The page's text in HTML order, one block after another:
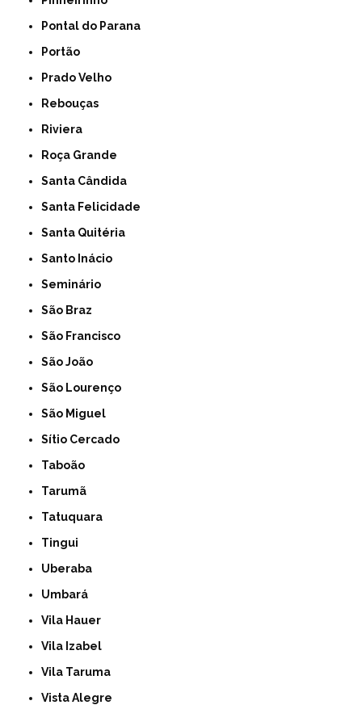
Pontal do Parana
Portão
Prado Velho
Rebouças
Riviera
Roça Grande
Santa Cândida
Santa Felicidade
Santa Quitéria
Santo Inácio
Seminário
São Braz
São Francisco
São João
São Lourenço
São Miguel
Sítio Cercado
Taboão
Tarumã
Tatuquara
Tingui
Uberaba
Umbará
Vila Hauer
Vila Izabel
Vila Taruma
Vista Alegre